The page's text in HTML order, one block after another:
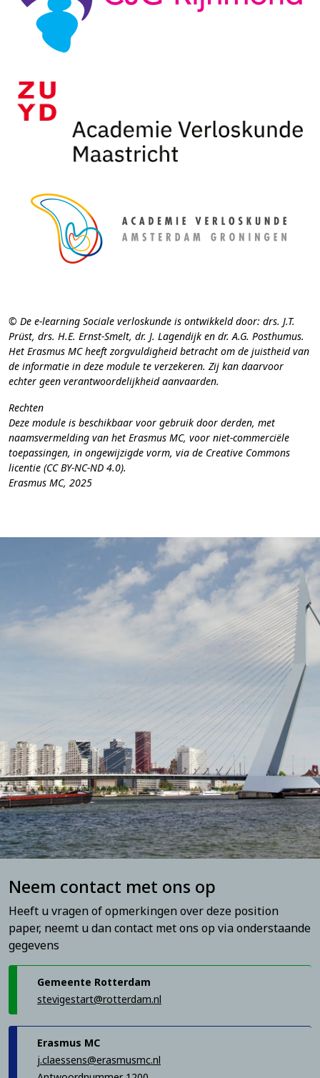
© De e-learning Sociale verloskunde is ontwikkeld door: drs. J.T.
Prüst, drs. H.E. Ernst-Smelt, dr. J. Lagendijk en dr. A.G. Posthumus.
Het Erasmus MC heeft zorgvuldigheid betracht om de juistheid van
de informatie in deze module te verzekeren. Zij kan daarvoor
echter geen verantwoordelijkheid aanvaarden.
Rechten
Deze module is beschikbaar voor gebruik door derden, met
naamsvermelding van het Erasmus MC, voor niet-commerciële
toepassingen, in ongewijzigde vorm, via de Creative Commons
licentie (CC BY-NC-ND 4.0).
Erasmus MC, 2025
Neem contact met ons op
Heeft u vragen of opmerkingen over deze position
paper, neemt u dan contact met ons op via onderstaande
gegevens
Gemeente Rotterdam
stevigestart@rotterdam.nl
Erasmus MC
j.claessens@erasmusmc.nl